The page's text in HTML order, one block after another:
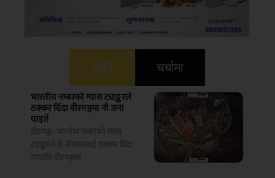
भर्खरै चर्चामा
भारतीय नम्बरको ग्यास ट्याङ्करले
ठक्कर दिँदा वीरगञ्जमा नौ जना
घाइते
वीरगञ्ज– भारतीय नम्बरको ग्यास
ट्याङ्करले ई–रिक्सालाई ठक्कर दिँदा
गएराति वीरगञ्जमा